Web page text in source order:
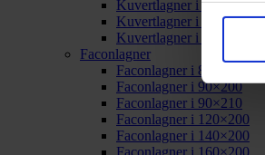
Kuvertlagner i 180×200
Kuvertlagner i 180×210
Kuvertlagner i specialmål
Faconlagner
Faconlagner i 80×200
Faconlagner i 90×200
Faconlagner i 90×210
Faconlagner i 120×200
Faconlagner i 140×200
Faconlagner i 160×200